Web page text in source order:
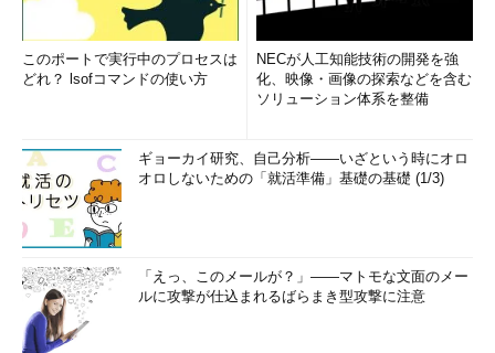
このポートで実行中のプロセスは
どれ？ lsofコマンドの使い方
NECが人工知能技術の開発を強
化、映像・画像の探索などを含む
ソリューション体系を整備
ギョーカイ研究、自己分析――いざという時にオロ
オロしないための「就活準備」基礎の基礎 (1/3)
「えっ、このメールが？」――マトモな文面のメー
ルに攻撃が仕込まれるばらまき型攻撃に注意